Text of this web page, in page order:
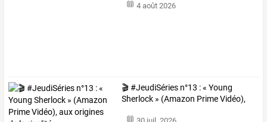
4 août 2026
🎬#JeudiSéries n°13 :« Young
Sherlock » (Amazon PrimeVidéo),